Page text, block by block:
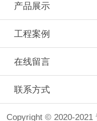
产品展示
工程案例
在线留言
联系方式
Copyright © 2020-2021